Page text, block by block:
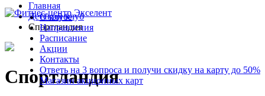
О клубе
Направления
Расписание
Акции
Контакты
Ответь на 3 вопроса и получи скидку на карту до 50%
Магазин акционных карт
Главная
Детский клуб
Спортландия
Спортландия